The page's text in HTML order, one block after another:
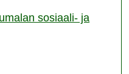
sosiaali- ja